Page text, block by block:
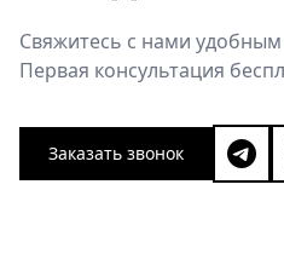
Свяжитесь с нами
Первая консультация
Заказать звонок